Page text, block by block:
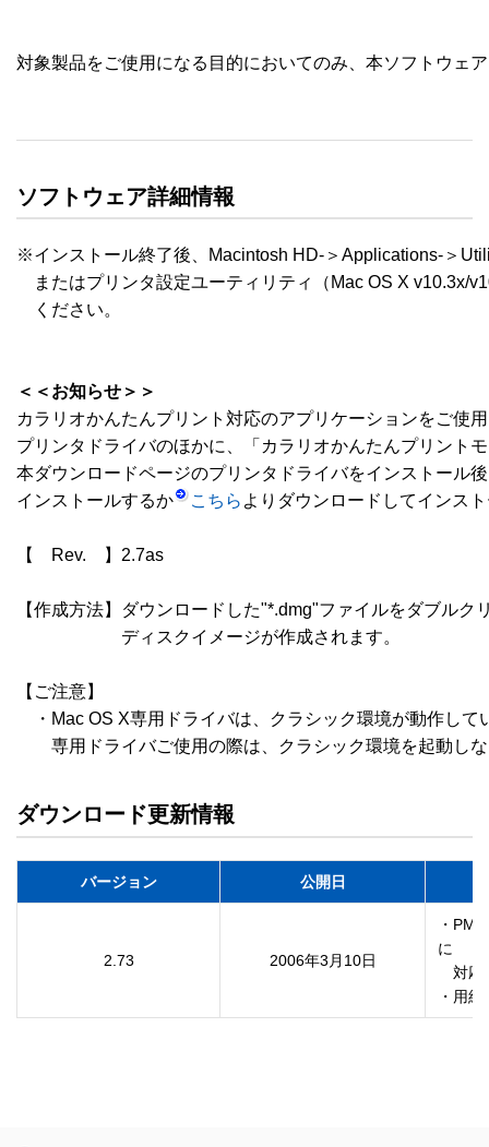
対象製品をご使用になる目的においてのみ、本ソフトウェ
ソフトウェア詳細情報
※インストール終了後、Macintosh HD-＞Applications-＞
またはプリンタ設定ユーティリティ（Mac OS X v10.3x/
ください。
＜＜お知らせ＞＞
カラリオかんたんプリント対応のアプリケーションをご使
プリンタドライバのほかに、「カラリオかんたんプリント
本ダウンロードページのプリンタドライバをインストール
インストールするか
こちら よりダウンロードしてインス
【　Rev.　】2.7as
【作成方法】ダウンロードした"*.dmg"ファイルをダブル
ディスクイメージが作成されます。
【ご注意】
・Mac OS X専用ドライバは、クラシック環境が動作して
専用ドライバご使用の際は、クラシック環境を起動しな
ダウンロード更新情報
バージョン 公開日
2.73 2006年3月10日
・
に
対応
・用